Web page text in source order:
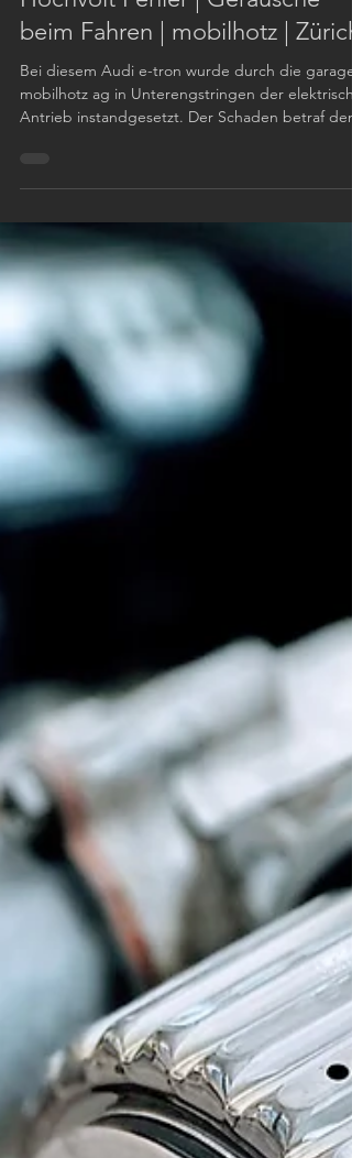
Antriebsgetriebe revidiert |
Hochvolt Fehler | Geräusche
beim Fahren | mobilhotz | Zürich
Bei diesem Audi e-tron wurde durch die garage
Elektromotor und das Antriebsgetriebe. Der E
repariert, revidiert und anschliessend wieder im
Fahrzeug in Betrieb genommen. Für den
war entscheidend: Der Audi e-tron musste nicht
zwingend mit einer kompletten neuen
Antriebseinheit instandgesetzt werden. Durch
Diagnose, Zerlegung und ge